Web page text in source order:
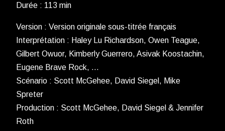
Durée : 113 min
Version : Version originale sous-titrée français
Interprétation : Haley Lu Richardson, Owen Teague,
Gilbert Owuor, Kimberly Guerrero, Asivak Koostachin,
Eugene Brave Rock, …
Scénario : Scott McGehee, David Siegel, Mike
Spreter
Production : Scott McGehee, David Siegel & Jennifer
Roth